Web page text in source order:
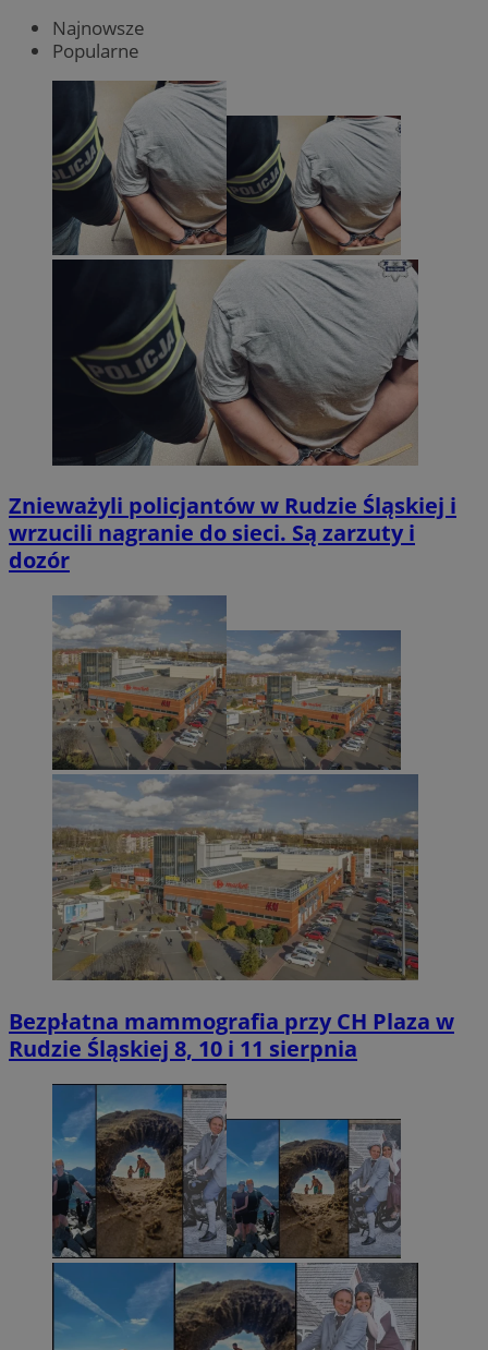
Najnowsze
Popularne
Znieważyli policjantów w Rudzie Śląskiej i
wrzucili nagranie do sieci. Są zarzuty i
dozór
Bezpłatna mammografia przy CH Plaza w
Rudzie Śląskiej 8, 10 i 11 sierpnia